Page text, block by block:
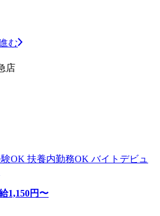
む
店
OK 扶養内勤務OK バイトデビュ
1,150円〜